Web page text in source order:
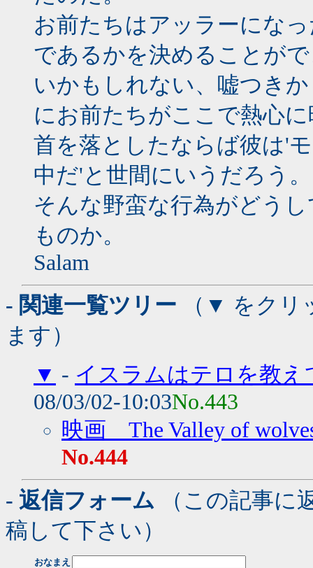
お前たちはアッラーにな
であるかを決めることが
いかもしれない、嘘つき
にお前たちがここで熱心
首を落としたならば彼は'
中だ'と世間にいうだろう。
そんな野蛮な行為がどう
ものか。
Salam
- 関連一覧ツリー （▼ をクリ
ます）
▼ - イスラムはテロを教え
08/03/02-10:03No.443
映画 The Valley of
No.444
- 返信フォーム （この記事に
稿して下さい）
おなまえ